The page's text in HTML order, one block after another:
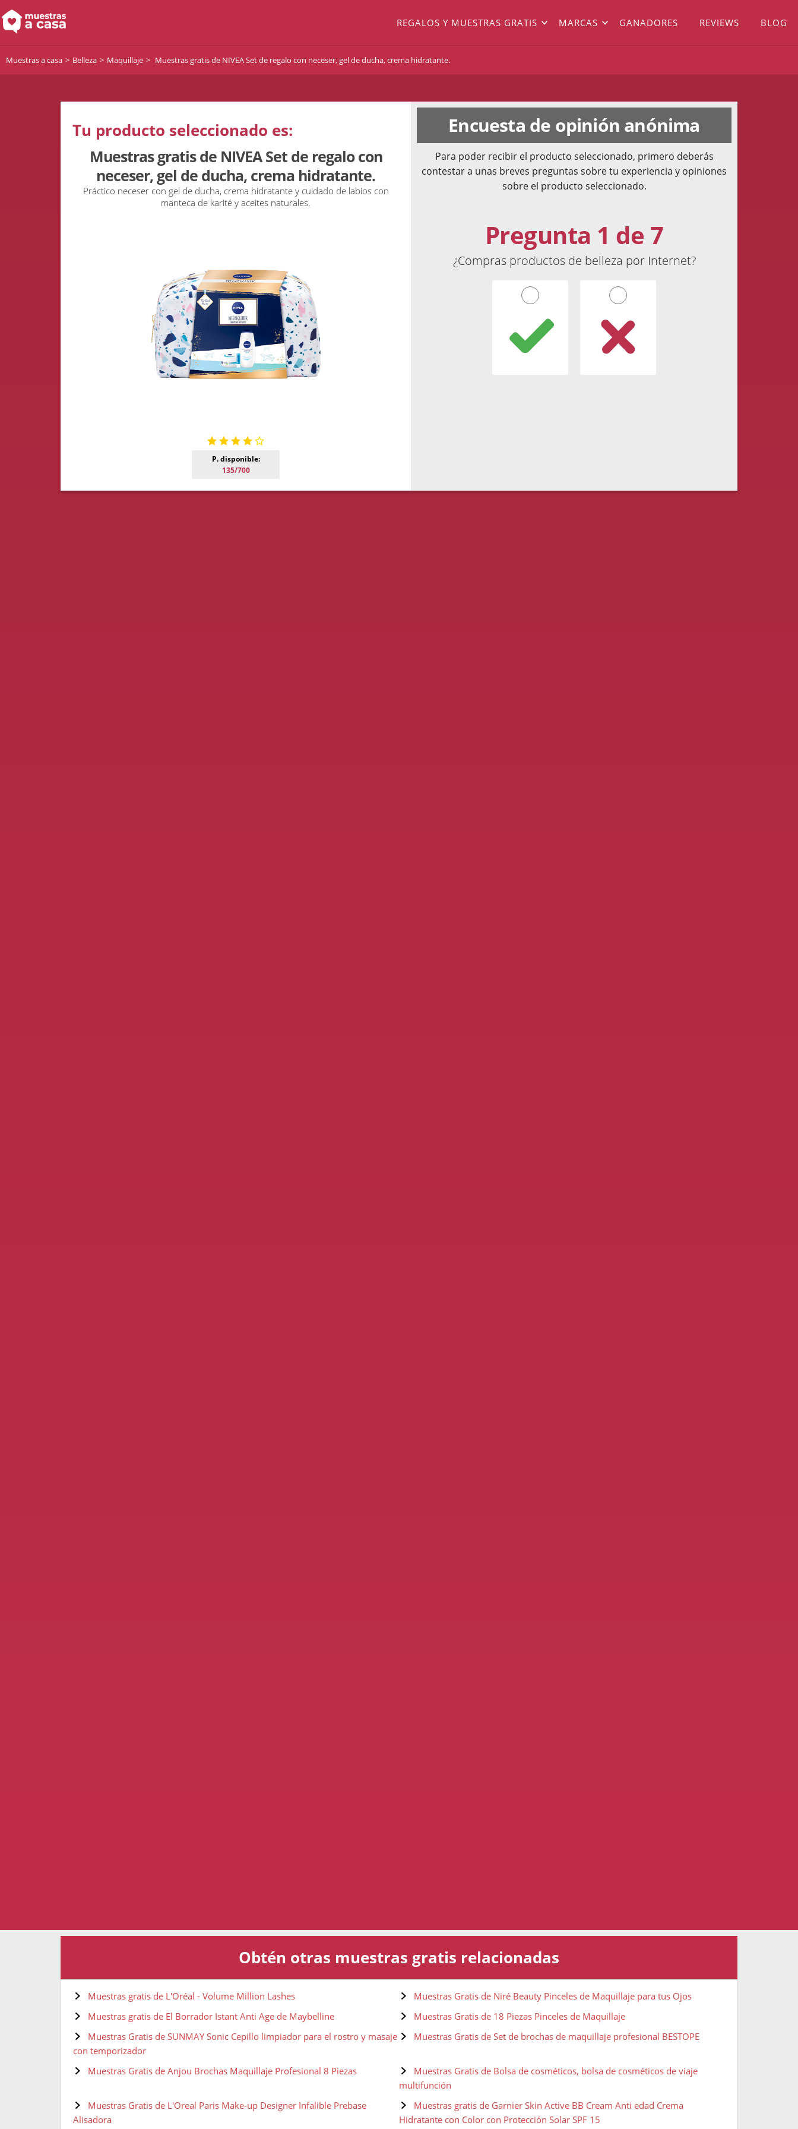
REGALOS Y MUESTRAS GRATIS MARCAS GANADORES REVIEWS BLOG
Muestras a casa Belleza Maquillaje Muestras gratis de NIVEA Set de regalo con neceser, gel de ducha, crema hidratante.
Tu producto seleccionado es:
Muestras gratis de NIVEA Set de regalo con
neceser, gel de ducha, crema hidratante.
Práctico neceser con gel de ducha, crema hidratante y cuidado de labios con
manteca de karité y aceites naturales.
P. disponible:
135/700
Encuesta de opinión anónima
Para poder recibir el producto seleccionado, primero deberás
contestar a unas breves preguntas sobre tu experiencia y opiniones
sobre el producto seleccionado.
Pregunta 1 de 7
¿Compras productos de belleza por Internet?
Obtén otras muestras gratis relacionadas
Muestras gratis de L'Oréal - Volume Million Lashes
Muestras Gratis de Niré Beauty Pinceles de Maquillaje para tus Ojos
Muestras gratis de El Borrador Istant Anti Age de Maybelline
Muestras Gratis de 18 Piezas Pinceles de Maquillaje
Muestras Gratis de SUNMAY Sonic Cepillo limpiador para el rostro y masaje
con temporizador
Muestras Gratis de Set de brochas de maquillaje profesional BESTOPE
Muestras Gratis de Anjou Brochas Maquillaje Profesional 8 Piezas
Muestras Gratis de Bolsa de cosméticos, bolsa de cosméticos de viaje
multifunción
Muestras Gratis de L'Oreal Paris Make-up Designer Infalible Prebase
Alisadora
Muestras gratis de Garnier Skin Active BB Cream Anti edad Crema
Hidratante con Color con Protección Solar SPF 15